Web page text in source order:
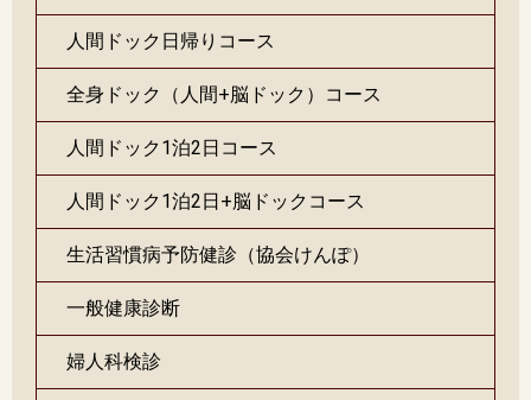
人間ドック日帰りコース
全身ドック（人間+脳ドック）コース
人間ドック1泊2日コース
人間ドック1泊2日+脳ドックコース
生活習慣病予防健診（協会けんぽ）
一般健康診断
婦人科検診